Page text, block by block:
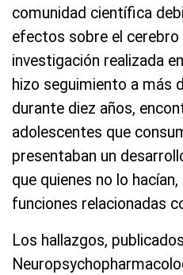
comunidad científica
efectos sobre el cerebro
investigación realizada
hizo seguimiento a más
durante diez años,
adolescentes que
presentaban un
que quienes no lo
funciones relacionadas
Los hallazgos,